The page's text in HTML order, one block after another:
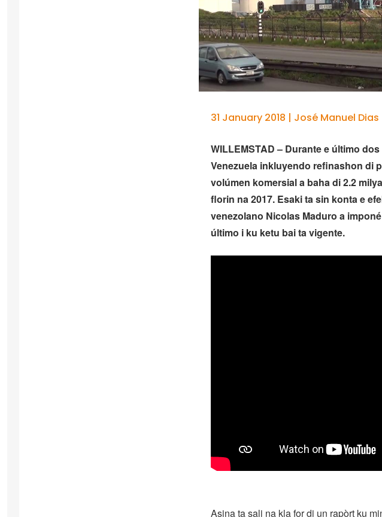
31 January 2018 | José Manuel Dias
WILLEMSTAD – Durante e último
Venezuela inkluyendo refinashon di
volúmen komersial a baha di 2.2
florin na 2017. Esaki ta sin konta e
venezolano Nicolas Maduro a
último i ku ketu bai ta vigente.
Asina ta sali na kla for di un rapòrt ku